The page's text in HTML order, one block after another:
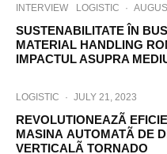
INTERVIEW LOGISTIC ·
SUSTENABILITATE ÎN
MATERIAL HANDLING
IMPACTUL ASUPRA
LOGISTIC · JULY 21, 2023
REVOLUTIONEAZÃ
MASINA AUTOMATÃ DE
VERTICALÃ TORNADO